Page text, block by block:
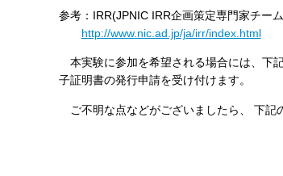
参考：IRR(JPNIC IRR企画策定専門家チー
http://www.nic.ad.jp/ja/irr/index.html
本実験に参加を希望される場合には、下
子証明書の発行申請を受け付けます。
ご不明な点などがございましたら、 下記